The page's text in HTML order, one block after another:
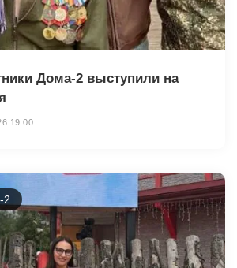
Дома-2 выступили на
19:00
2